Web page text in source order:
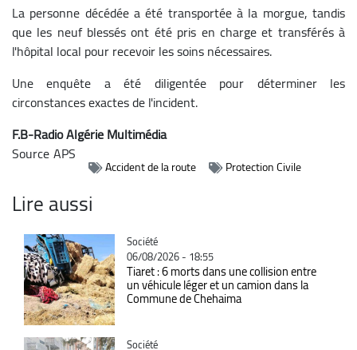
La personne décédée a été transportée à la morgue, tandis
que les neuf blessés ont été pris en charge et transférés à
l'hôpital local pour recevoir les soins nécessaires.
Une enquête a été diligentée pour déterminer les
circonstances exactes de l'incident.
F.B-Radio Algérie Multimédia
SourceAPS
Accident de la route Protection Civile
Lire aussi
Catégorie
Société
06/08/2026 - 18:55
Tiaret : 6 morts dans une collision entre
un véhicule léger et un camion dans la
Commune de Chehaima
Catégorie
Société